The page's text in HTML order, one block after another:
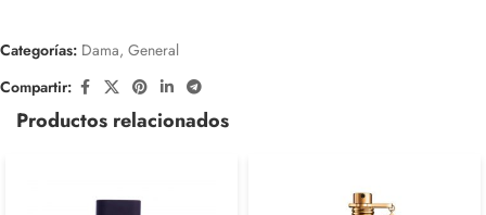
Categorías: Dama, General
Compartir:
Productos relacionados